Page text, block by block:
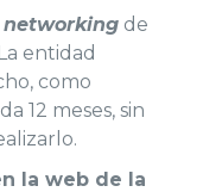
networkingde
entidad
como
12 meses, sin
la web de la